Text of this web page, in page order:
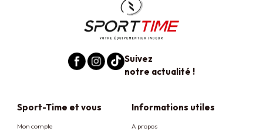
Suivez
notre actualité !
Sport-Time et vous
Mon compte
Informations utiles
A propos